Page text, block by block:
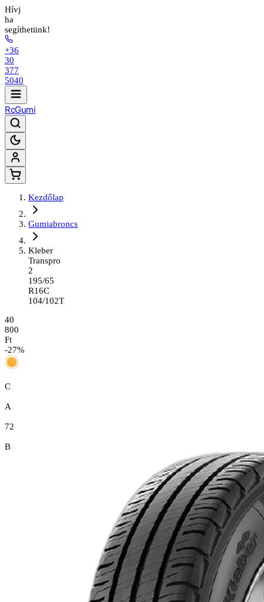
Hívj
ha
segíthetünk!
+36
30
377
5040
RcGumi
Kezdőlap
Gumiabroncs
Kleber
Transpro
2
195/65
R16C
104/102T
40
800
Ft
-27%
C
A
72
B